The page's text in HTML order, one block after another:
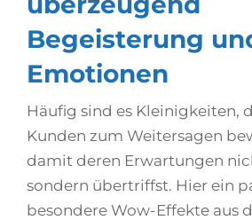
Begeisterung
Emotionen
Häufig sind es Kleinigkeiten,
Kunden zum Weitersagen
damit deren Erwartungen
sondern übertriffst. Hier ein
besondere Wow-Effekte aus